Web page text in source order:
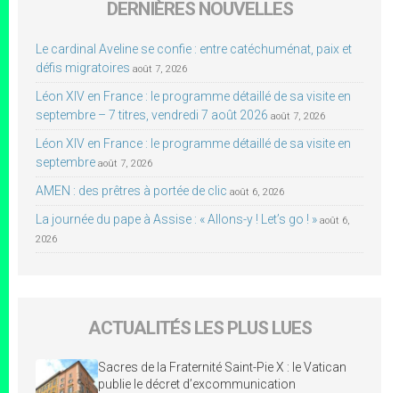
DERNIÈRES NOUVELLES
Le cardinal Aveline se confie : entre catéchuménat, paix et
défis migratoires août 7, 2026
Léon XIV en France : le programme détaillé de sa visite en
septembre – 7 titres, vendredi 7 août 2026 août 7, 2026
Léon XIV en France : le programme détaillé de sa visite en
septembre août 7, 2026
AMEN : des prêtres à portée de clic août 6, 2026
La journée du pape à Assise : « Allons-y ! Let’s go ! » août 6,
2026
ACTUALITÉS LES PLUS LUES
Sacres de la Fraternité Saint-Pie X : le Vatican
publie le décret d’excommunication